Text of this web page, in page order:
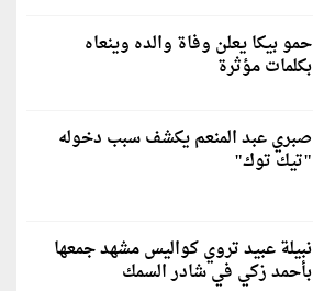
حمو بيكا يعلن وفاة والده وينعاه
بكلمات مؤثرة
صبري عبد المنعم يكشف سبب دخوله
"تيك توك"
نبيلة عبيد تروي كواليس مشهد جمعها
بأحمد زكي في شادر السمك